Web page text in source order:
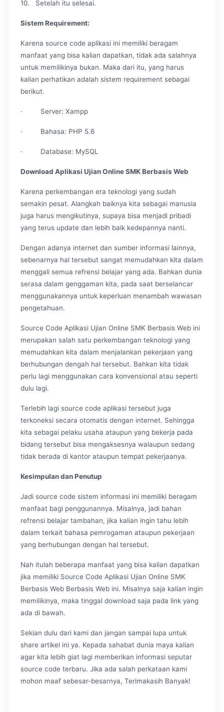
10. Setelah itu selesai.
Sistem Requirement:
Karena source code aplikasi ini memiliki beragam
manfaat yang bisa kalian dapatkan, tidak ada salahnya
untuk memilikinya bukan. Maka dari itu, yang harus
kalian perhatikan adalah sistem requirement sebagai
berikut.
· Server: Xampp
· Bahasa: PHP 5.6
· Database: MySQL
Download Aplikasi Ujian Online SMK Berbasis Web
Karena perkembangan era teknologi yang sudah
semakin pesat. Alangkah baiknya kita sebagai manusia
juga harus mengikutinya, supaya bisa menjadi pribadi
yang terus update dan lebih baik kedepannya nanti.
Dengan adanya internet dan sumber informasi lainnya,
sebenarnya hal tersebut sangat memudahkan kita dalam
menggali semua refrensi belajar yang ada. Bahkan dunia
serasa dalam genggaman kita, pada saat berselancar
menggunakannya untuk keperluan menambah wawasan
pengetahuan.
Source Code Aplikasi Ujian Online SMK Berbasis Web ini
merupakan salah satu perkembangan teknologi yang
memudahkan kita dalam menjalankan pekerjaan yang
berhubungan dengah hal tersebut. Bahkan kita tidak
perlu lagi menggunakan cara konvensional atau seperti
dulu lagi.
Terlebih lagi source code aplikasi tersebut juga
terkoneksi secara otomatis dengan internet. Sehingga
kita sebagai pelaku usaha ataupun yang bekerja pada
bidang tersebut bisa mengaksesnya walaupun sedang
tidak berada di kantor ataupun tempat pekerjaanya.
Kesimpulan dan Penutup
Jadi source code sistem informasi ini memiliki beragam
manfaat bagi penggunannya. Misalnya, jadi bahan
refrensi belajar tambahan, jika kalian ingin tahu lebih
dalam terkait bahasa pemrogaman ataupun pekerjaan
yang berhubungan dengan hal tersebut.
Nah itulah beberapa manfaat yang bisa kalian dapatkan
jika memiliki Source Code Aplikasi Ujian Online SMK
Berbasis Web Berbasis Web ini. Misalnya saja kalian ingin
memilikinya, maka tinggal download saja pada link yang
ada di bawah.
Sekian dulu dari kami dan jangan sampai lupa untuk
share artikel ini ya. Kepada sahabat dunia maya kalian
agar kita lebih giat lagi memberikan informasi seputar
source code terbaru. Jika ada salah perkataan kami
mohon maaf sebesar-besarnya, Terimakasih Banyak!